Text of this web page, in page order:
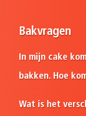
Bakvragen
In mijn cake
bakken. Hoe
Wat is het